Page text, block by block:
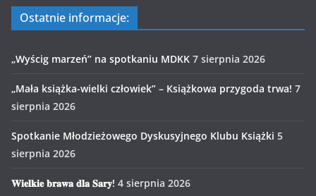
Ostatnie informacje:
„Wyścig marzeń” na spotkaniu MDKK 7 sierpnia 2026
„Mała książka-wielki człowiek” – Książkowa przygoda trwa! 7
sierpnia 2026
Spotkanie Młodzieżowego Dyskusyjnego Klubu Książki 5
sierpnia 2026
𝐖𝐢𝐞𝐥𝐤𝐢𝐞 𝐛𝐫𝐚𝐰𝐚 𝐝𝐥𝐚 𝐒𝐚𝐫𝐲! 4 sierpnia 2026